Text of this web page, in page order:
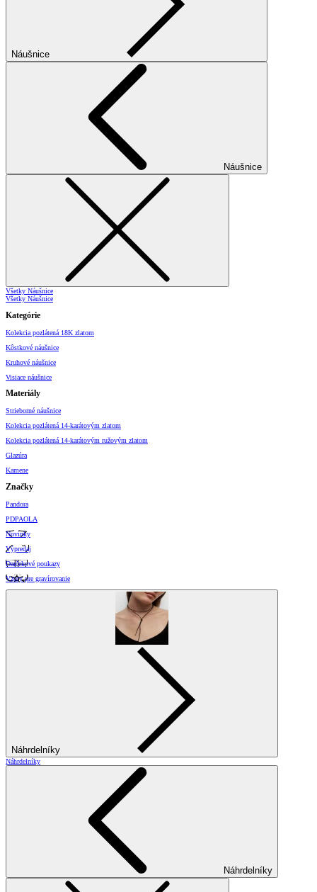
Náušnice
Náušnice
Všetky Náušnice
Všetky Náušnice
Kategórie
Kolekcia pozlátená 18K zlatom
Kôstkové náušnice
Kruhové náušnice
Visiace náušnice
Materiály
Strieborné náušnice
Kolekcia pozlátená 14-karátovým zlatom
Kolekcia pozlátená 14-karátovým ružovým zlatom
Glazúra
Kamene
Značky
Pandora
PDPAOLA
Novinky
Výpredaj
Darčekové poukazy
Vzory pre gravírovanie
Náhrdelníky
Náhrdelníky
Náhrdelníky